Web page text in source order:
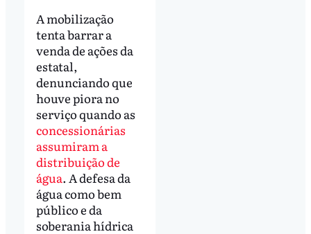
A mobilização
tenta barrar a
venda de ações da
estatal,
denunciando que
houve piora no
serviço quando as
concessionárias
assumiram a
distribuição de
água. A defesa da
água como bem
público e da
soberania hídrica